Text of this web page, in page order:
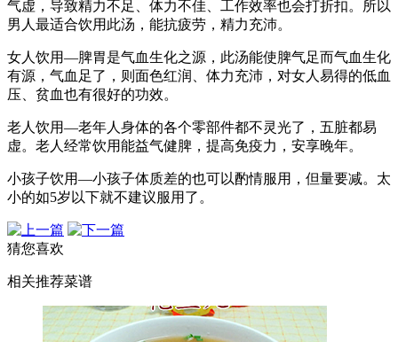
气虚，导致精力不足、体力不佳、工作效率也会打折扣。所以
男人最适合饮用此汤，能抗疲劳，精力充沛。
女人饮用—脾胃是气血生化之源，此汤能使脾气足而气血生化
有源，气血足了，则面色红润、体力充沛，对女人易得的低血
压、贫血也有很好的功效。
老人饮用—老年人身体的各个零部件都不灵光了，五脏都易
虚。老人经常饮用能益气健脾，提高免疫力，安享晚年。
小孩子饮用—小孩子体质差的也可以酌情服用，但量要减。太
小的如5岁以下就不建议服用了。
猜您喜欢
相关推荐菜谱